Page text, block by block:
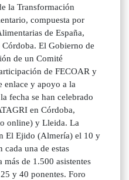
la Transformación
compuesta por
de España,
El Gobierno de
de un Comité
de FECOAR y
enlace y apoyo a la
fecha se han celebrado
en Córdoba,
online) y Lleida. La
El Ejido (Almería) el 10 y
cada una de estas
más de 1.500 asistentes
y 40 ponentes. Foro